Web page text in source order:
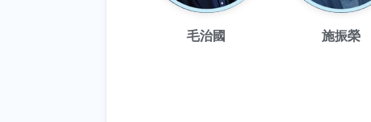
毛治國 施振榮